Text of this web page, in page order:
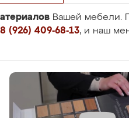
Вашей мебели.
8 (926) 409-68-13, и наш